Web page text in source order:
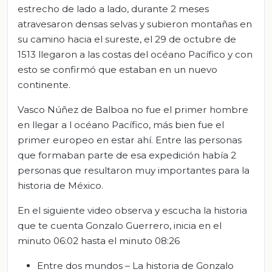
estrecho de lado a lado, durante 2 meses
atravesaron densas selvas y subieron montañas en
su camino hacia el sureste, el 29 de octubre de
1513 llegaron a las costas del océano Pacífico y con
esto se confirmó que estaban en un nuevo
continente.
Vasco Núñez de Balboa no fue el primer hombre
en llegar a l océano Pacífico, más bien fue el
primer europeo en estar ahí. Entre las personas
que formaban parte de esa expedición había 2
personas que resultaron muy importantes para la
historia de México.
En el siguiente video observa y escucha la historia
que te cuenta Gonzalo Guerrero, inicia en el
minuto 06:02 hasta el minuto 08:26
Entre dos mundos – La historia de Gonzalo